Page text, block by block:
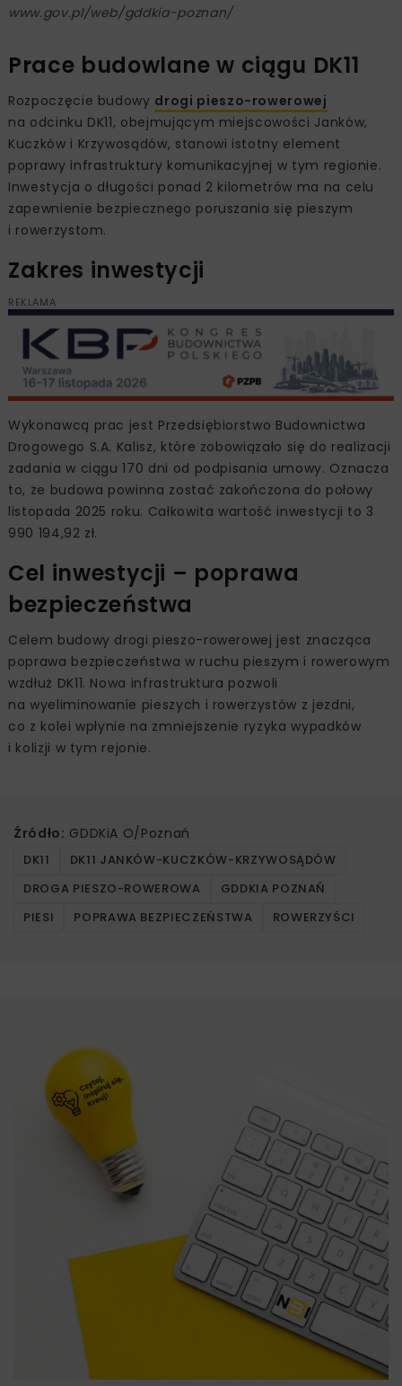
www.gov.pl/web/gddkia-poznan/
Prace budowlane w ciągu DK11
Rozpoczęcie budowy drogi pieszo-rowerowej
na odcinku DK11, obejmującym miejscowości Janków,
Kuczków i Krzywosądów, stanowi istotny element
poprawy infrastruktury komunikacyjnej w tym regionie.
Inwestycja o długości ponad 2 kilometrów ma na celu
zapewnienie bezpiecznego poruszania się pieszym
i rowerzystom.
Zakres inwestycji
REKLAMA
Wykonawcą prac jest Przedsiębiorstwo Budownictwa
Drogowego S.A. Kalisz, które zobowiązało się do realizacji
zadania w ciągu 170 dni od podpisania umowy. Oznacza
to, że budowa powinna zostać zakończona do połowy
listopada 2025 roku. Całkowita wartość inwestycji to 3
990 194,92 zł.
Cel inwestycji – poprawa
bezpieczeństwa
Celem budowy drogi pieszo-rowerowej jest znacząca
poprawa bezpieczeństwa w ruchu pieszym i rowerowym
wzdłuż DK11. Nowa infrastruktura pozwoli
na wyeliminowanie pieszych i rowerzystów z jezdni,
co z kolei wpłynie na zmniejszenie ryzyka wypadków
i kolizji w tym rejonie.
Źródło: GDDKiA O/Poznań
DK11
DK11 JANKÓW-KUCZKÓW-KRZYWOSĄDÓW
DROGA PIESZO-ROWEROWA
GDDKIA POZNAŃ
PIESI
POPRAWA BEZPIECZEŃSTWA ROWERZYŚCI